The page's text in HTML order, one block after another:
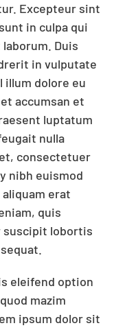
Excepteur sint
in culpa qui
Duis
in vulputate
illum dolore eu
accumsan et
luptatum
nulla
consectetuer
nibh euismod
erat
quis
suscipit lobortis
eleifend option
mazim
ipsum dolor sit